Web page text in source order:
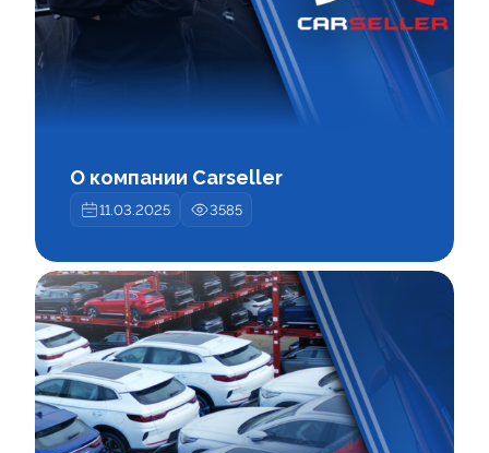
О компании Carseller
11.03.2025 3585